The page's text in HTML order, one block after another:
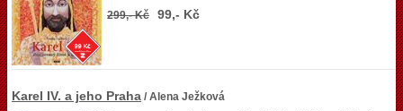
299,- Kč 99,- Kč
Karel IV. a jeho Praha / Alena Ježková